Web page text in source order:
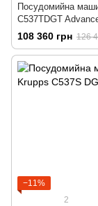
Посудомийна
C537TDGT
108 360 грн 126
−11%
2